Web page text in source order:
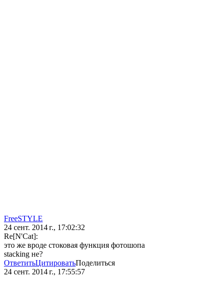
FreeSTYLE
24 сент. 2014 г., 17:02:32
Re[N'Cat]:
это же вроде стоковая функция фотошопа
stacking не?
ОтветитьЦитироватьПоделиться
24 сент. 2014 г., 17:55:57